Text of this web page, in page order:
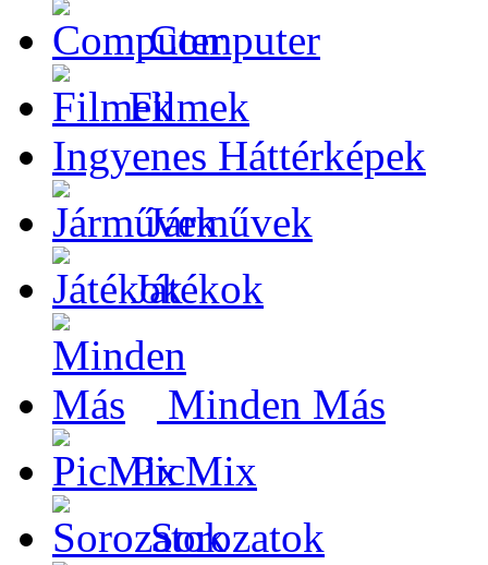
Computer
Filmek
Ingyenes Háttérképek
Járművek
Játékok
Minden Más
PicMix
Sorozatok